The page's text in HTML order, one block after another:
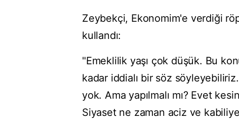
Zeybekçi, Ekonomim'e verdiği
kullandı:
"Emeklilik yaşı çok düşük. Bu
kadar iddialı bir söz
yok. Ama yapılmalı mı? Evet
Siyaset ne zaman aciz ve